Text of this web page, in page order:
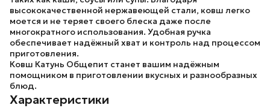
высококачественной нержавеющей стали, ковш легко
моется и не теряет своего блеска даже после
многократного использования. Удобная ручка
обеспечивает надёжный хват и контроль над процессом
приготовления.
Ковш Катунь Общепит станет вашим надёжным
помощником в приготовлении вкусных и разнообразных
блюд.
Характеристики